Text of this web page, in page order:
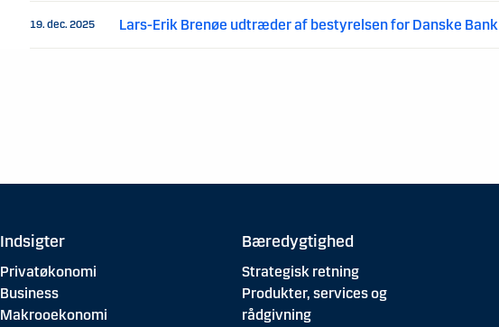
19. dec. 2025 Lars-Erik Brenøe udtræder af bestyrelsen for Danske Bank
Indsigter
Privatøkonomi
Business
Makrooekonomi
Bæredygtighed
Strategisk retning
Produkter, services og
rådgivning